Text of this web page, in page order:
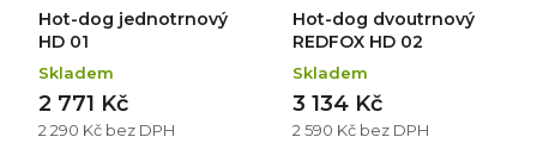
Hot-dog jednotrnový
HD 01
Skladem
2 290 Kč bez DPH
2 771 Kč
Hot-dog dvoutrnový
REDFOX HD 02
Skladem
2 590 Kč bez DPH
3 134 Kč